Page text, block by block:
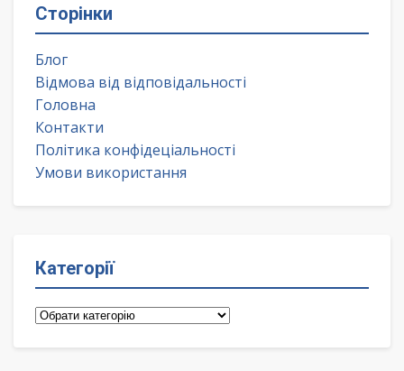
Сторінки
Блог
Відмова від відповідальності
Головна
Контакти
Політика конфідеціальності
Умови використання
Категорії
Категорії